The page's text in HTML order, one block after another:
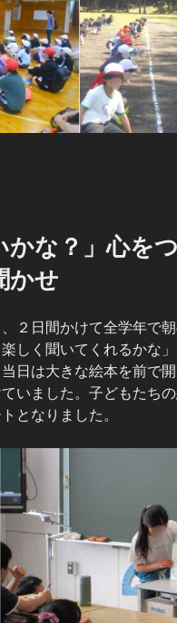
かな？」心を
かせ
２日間かけて全学年で
しく聞いてくれるかな
日は大きな絵本を前で
いました。子どもたち
となりました。